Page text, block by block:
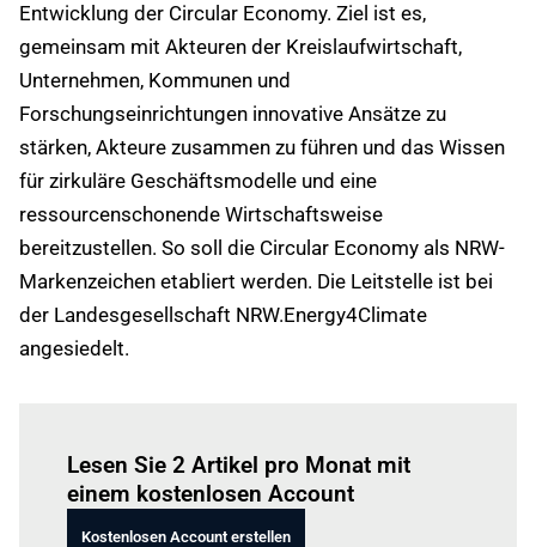
Entwicklung der Circular Economy. Ziel ist es,
gemeinsam mit Akteuren der Kreislaufwirtschaft,
Unternehmen, Kommunen und
Forschungseinrichtungen innovative Ansätze zu
stärken, Akteure zusammen zu führen und das Wissen
für zirkuläre Geschäftsmodelle und eine
ressourcenschonende Wirtschaftsweise
bereitzustellen. So soll die Circular Economy als NRW-
Markenzeichen etabliert werden. Die Leitstelle ist bei
der Landesgesellschaft NRW.Energy4Climate
angesiedelt.
Lesen Sie 2 Artikel pro Monat mit
einem kostenlosen Account
Kostenlosen Account erstellen